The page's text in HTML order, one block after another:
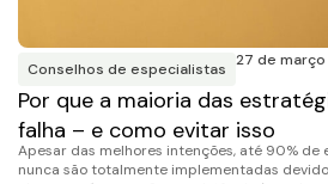
Conselhos de especialistas 27 de
Por que a maioria das
falha – e como evitar isso
Apesar das melhores intenções, até 90% de
nunca são totalmente implementadas